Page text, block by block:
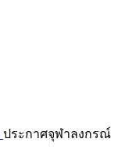
ประกาศจุฬาลงกรณ์